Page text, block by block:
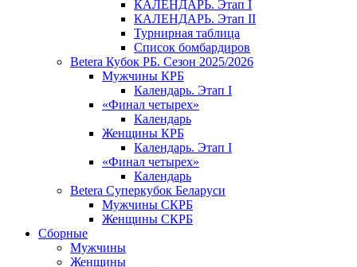
КАЛЕНДАРЬ. Этап I
КАЛЕНДАРЬ. Этап II
Турнирная таблица
Список бомбардиров
Betera Кубок РБ. Сезон 2025/2026
Мужчины КРБ
Календарь. Этап I
«Финал четырех»
Календарь
Женщины КРБ
Календарь. Этап I
«Финал четырех»
Календарь
Betera Суперкубок Беларуси
Мужчины СКРБ
Женщины СКРБ
Сборные
Мужчины
Женщины